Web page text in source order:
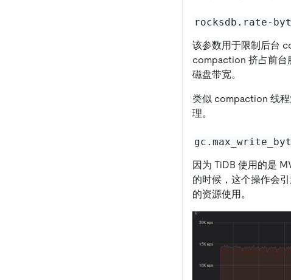
rocksdb.rate-
该参数用于限制后台
compaction 挤占前台
磁盘带宽。
类似 compaction 线
理。
因为 TiDB 使用的是
的时候，这个操作会
的资源使用。